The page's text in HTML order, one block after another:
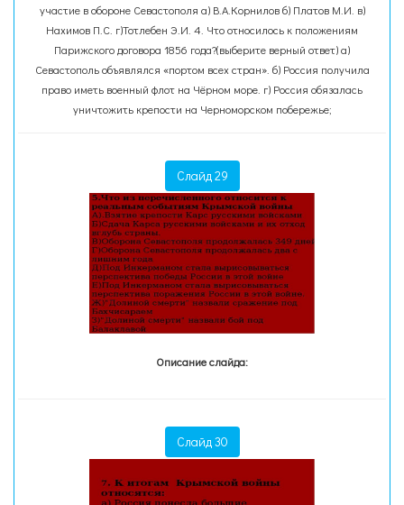
участие в обороне Севастополя а) В.А.Корнилов б) Платов М.И. в)
Нахимов П.С. г)Тотлебен Э.И. 4. Что относилось к положениям
Парижского договора 1856 года?(выберите верный ответ) а)
Севастополь объявлялся «портом всех стран». б) Россия получила
право иметь военный флот на Чёрном море. г) Россия обязалась
уничтожить крепости на Черноморском побережье;
Слайд 29
Описание слайда:
Слайд 30